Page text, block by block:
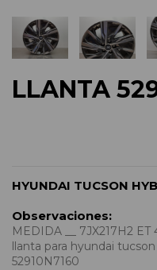
LLANTA
HYUNDAI TUCSON
Observaciones:
MEDIDA __ 7JX217H2
llanta para hyundai
52910N7160